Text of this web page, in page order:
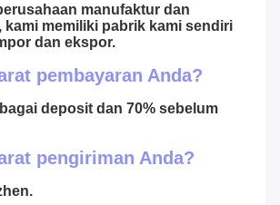
manufaktur dan
kami memiliki pabrik kami sendiri
dan ekspor.
pembayaran Anda?
deposit dan 70% sebelum
pengiriman Anda?